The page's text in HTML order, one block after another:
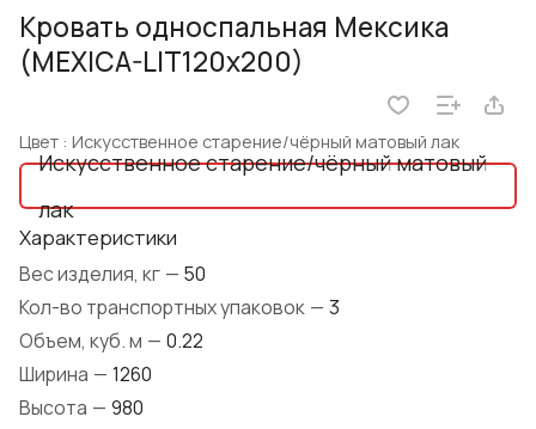
Кровать односпальная Мексика
(MEXICA-LIT120х200)
Цвет : Искусственное старение/чёрный матовый лак
Искусственное старение/чёрный матовый
лак
Характеристики
Вес изделия, кг — 50
Кол-во транспортных упаковок — 3
Объем, куб. м — 0.22
Ширина — 1260
Высота — 980